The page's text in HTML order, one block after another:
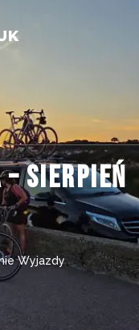
sierpień
Wyjazdy